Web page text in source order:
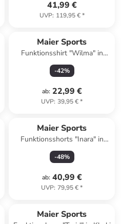
41,99 €
UVP: 119,95 €*
Maier Sports
Funktionsshirt "Wilma" in
Türkis
-42%
ab: 22,99 €
UVP: 39,95 €*
Maier Sports
Funktionsshorts "Inara" in
Anthrazit
-48%
ab: 40,99 €
UVP: 79,95 €*
Maier Sports